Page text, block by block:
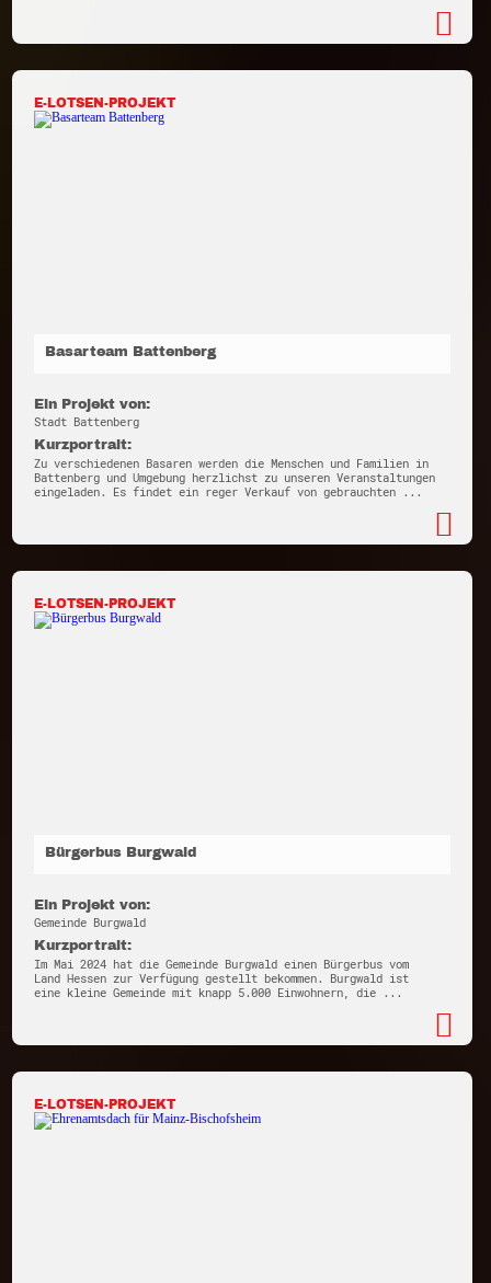
E-LOTSEN-PROJEKT
Basarteam Battenberg
Ein Projekt von:
Stadt Battenberg
Kurzportrait:
Zu verschiedenen Basaren werden die Menschen und Familien in
Battenberg und Umgebung herzlichst zu unseren Veranstaltungen
eingeladen. Es findet ein reger Verkauf von gebrauchten ...
E-LOTSEN-PROJEKT
Bürgerbus Burgwald
Ein Projekt von:
Gemeinde Burgwald
Kurzportrait:
Im Mai 2024 hat die Gemeinde Burgwald einen Bürgerbus vom
Land Hessen zur Verfügung gestellt bekommen. Burgwald ist
eine kleine Gemeinde mit knapp 5.000 Einwohnern, die ...
E-LOTSEN-PROJEKT